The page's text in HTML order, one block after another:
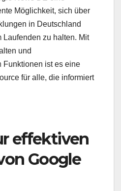
Möglichkeit, sich über
in Deutschland
Laufenden zu halten. Mit
und
Funktionen ist es eine
für alle, die informiert
effektiven
Google